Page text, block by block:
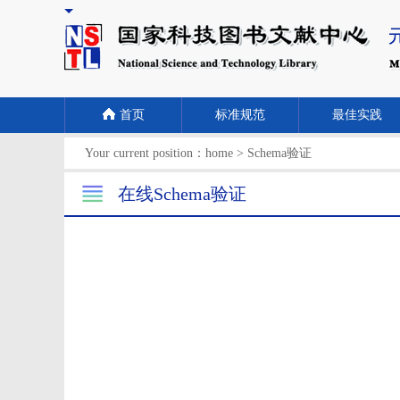
首页 标准规范 最佳实践
Your current position： home > Schema验证
在线Schema验证